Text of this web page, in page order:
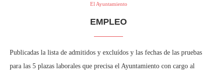
El Ayuntamiento
EMPLEO
Publicadas la lista de admitidos y excluídos y las fechas de las pruebas
para las 5 plazas laborales que precisa el Ayuntamiento con cargo al